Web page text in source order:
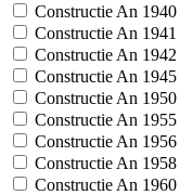
Constructie An 1940
Constructie An 1941
Constructie An 1942
Constructie An 1945
Constructie An 1950
Constructie An 1955
Constructie An 1956
Constructie An 1958
Constructie An 1960